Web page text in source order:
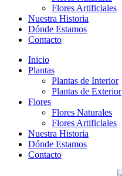
Flores Artificiales
Nuestra Historia
Dónde Estamos
Contacto
Inicio
Plantas
Plantas de Interior
Plantas de Exterior
Flores
Flores Naturales
Flores Artificiales
Nuestra Historia
Dónde Estamos
Contacto